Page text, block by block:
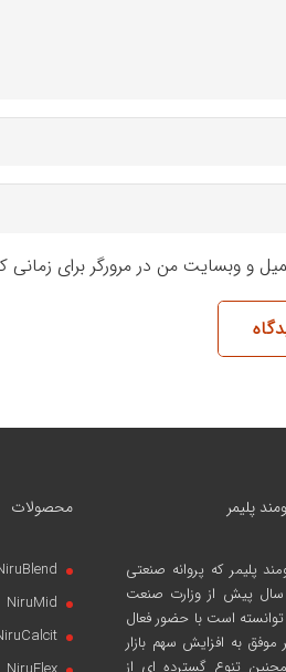
و وبسایت من در مرورگر برای
پلیمر
پلیمرکه پروانه صنعتی
خود را بیش از ۵۰ سال پیش از وزارت صنعت
است با حضور فعال
به افزایش سهم بازار
تنوع گسترده ای از
محصولات
NiruMid